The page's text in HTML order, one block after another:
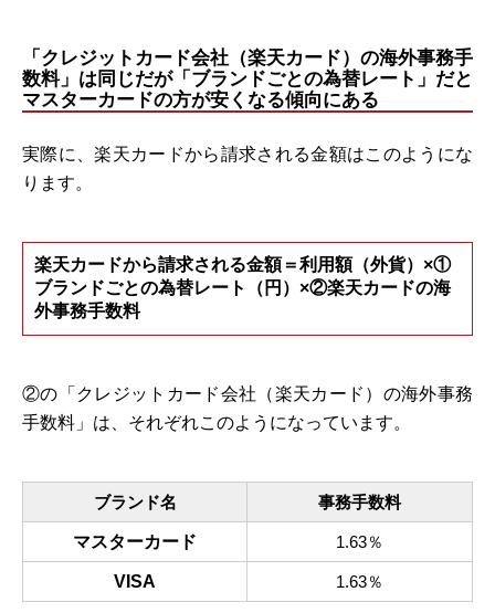
「クレジットカード会社（楽天カード）の海外事務手
数料」は同じだが「ブランドごとの為替レート」だと
マスターカードの方が安くなる傾向にある
実際に、楽天カードから請求される金額はこのようにな
ります。
楽天カードから請求される金額＝利用額（外貨）×①
ブランドごとの為替レート（円）×②楽天カードの海
外事務手数料
②の「クレジットカード会社（楽天カード）の海外事務
手数料」は、それぞれこのようになっています。
ブランド名 事務手数料
マスターカード 1.63％
VISA 1.63％